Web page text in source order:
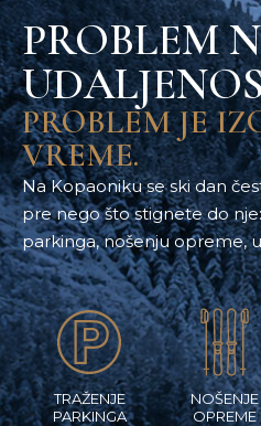
PROBLEM
PROBLEM JE
VREME.
Na Kopaoniku se ski dan
pre nego što stignete do
parkinga, nošenju opreme,
TRAŽENJE
PARKINGA
NOŠENJE
OPREME